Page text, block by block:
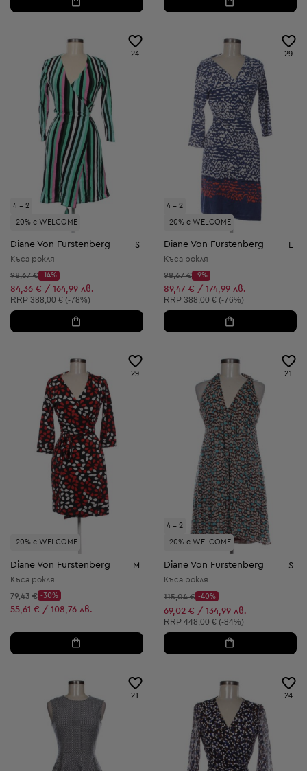
4 = 2
-20% с WELCOME
24
Diane Von Furstenberg S
Къса рокля
Начална цена:
98,67 €
Discount Price:
-14%
Намалена цена:
84,36 € / 164,99 лв.
Препоръчителна цена:
RRP 388,00 € (-78%)
4 = 2
-20% с WELCOME
29
Diane Von Furstenberg
Къса рокля
Начална цена:
98,67 €
Discount Price:
-9%
Намалена цена:
89,47 € / 174,99 лв.
Препоръчителна цена:
RRP 388,00 € (-76%)
-20% с WELCOME
29
Diane Von Furstenberg M
Къса рокля
Начална цена:
79,43 €
Discount Price:
-30%
Намалена цена:
55,61 € / 108,76 лв.
4 = 2
-20% с WELCOME
21
Diane Von Furstenberg S
Къса рокля
Начална цена:
115,04 €
Discount Price:
-40%
Намалена цена:
69,02 € / 134,99 лв.
Препоръчителна цена:
RRP 448,00 € (-84%)
21 24